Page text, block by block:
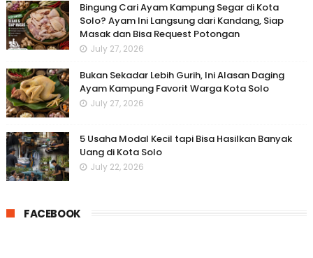
Bingung Cari Ayam Kampung Segar di Kota
Solo? Ayam Ini Langsung dari Kandang, Siap
Masak dan Bisa Request Potongan
July 27, 2026
Bukan Sekadar Lebih Gurih, Ini Alasan Daging
Ayam Kampung Favorit Warga Kota Solo
July 27, 2026
5 Usaha Modal Kecil tapi Bisa Hasilkan Banyak
Uang di Kota Solo
July 22, 2026
FACEBOOK